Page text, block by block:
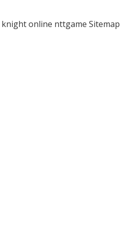
knight online nttgame Sitemap